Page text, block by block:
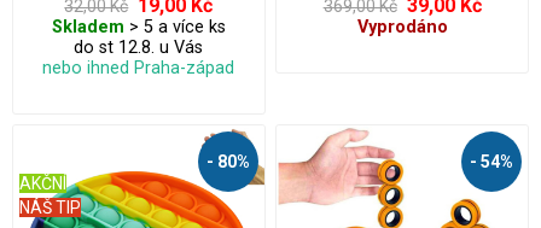
32,00 Kč 19,00 Kč
Skladem > 5 a více ks
do st 12.8. u Vás
nebo ihned Praha-západ
369,00 Kč 39,00 Kč
Vyprodáno
- 80%
NÁŠ TIP
AKČNÍ
- 54%